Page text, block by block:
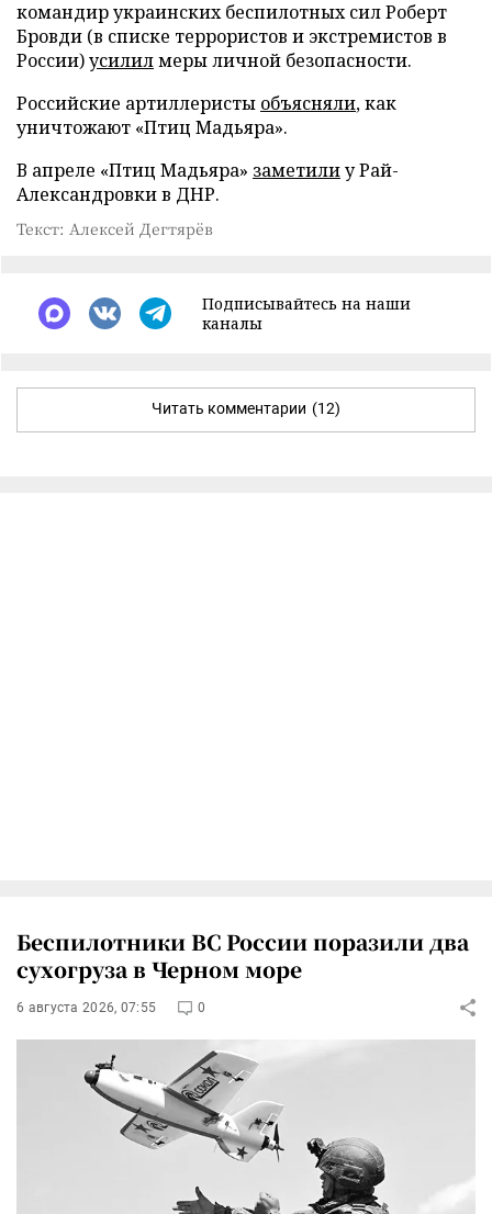
командир украинских беспилотных сил Роберт
Бровди (в списке террористов и экстремистов в
России)усилилмеры личной безопасности.
Российские артиллеристы объясняли, как
уничтожают «Птиц Мадьяра».
В апреле «Птиц Мадьяра» заметилиу Рай-
Александровки в ДНР.
Текст: Алексей Дегтярёв
Подписывайтесь на наши
каналы
Читать комментарии (12)
Беспилотники ВС России поразили два
сухогруза в Черном море
6 августа 2026, 07:55 0